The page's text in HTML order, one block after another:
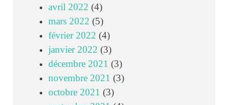
avril 2022 (4)
mars 2022 (5)
février 2022 (4)
janvier 2022 (3)
décembre 2021 (3)
novembre 2021 (3)
octobre 2021 (3)